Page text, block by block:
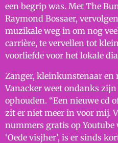
een begrip was. Met The
Raymond Bossaer,
muzikale weg in om nog
carrière, te vervellen tot
voorliefde voor het lokale
Zanger, kleinkunstenaar
Vanacker weet ondanks
ophouden. “Een nieuwe cd
zit er niet meer in voor mij.
nummers gratis op Youtube
‘Oede visjher’, is er sinds